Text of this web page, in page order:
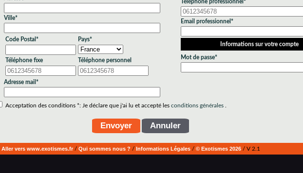
Ville*
Code Postal* Pays*
Téléphone fixe Téléphone personnel
Adresse mail*
Téléphone professionnel*
Email professionnel*
Informations sur votre compte
Mot de passe*
Acceptation des conditions *: Je déclare que j'ai lu et accepté les conditions générales
Aller vers www.exotismes.fr/ Qui sommes nous ? / Informations Légales/ © Exotismes 2026/ V 2.1